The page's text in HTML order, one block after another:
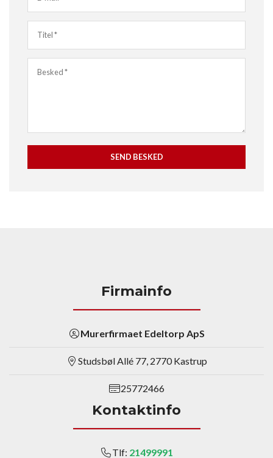
Firmainfo
Murerfirmaet Edeltorp ApS
Studsbøl Allé 77, 2770 Kastrup
25772466
Kontaktinfo
Tlf: 21499991